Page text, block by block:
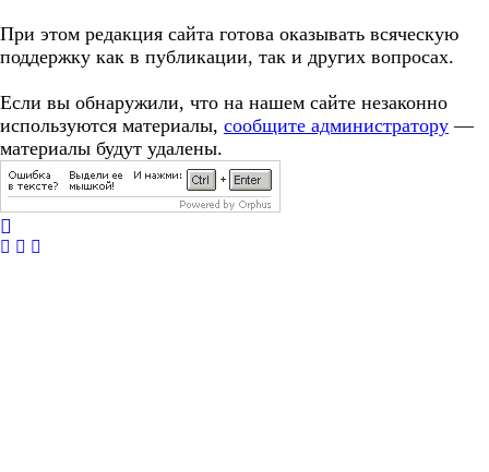
При этом редакция сайта готова оказывать всяческую
поддержку как в публикации, так и других вопросах.
Если вы обнаружили, что на нашем сайте незаконно
используются материалы, сообщите администратору —
материалы будут удалены.